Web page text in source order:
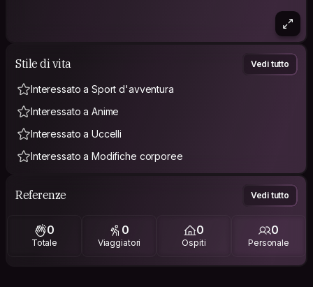
Stile di vita Vedi tutto
Interessato a Sport d'avventura
Interessato a Anime
Interessato a Uccelli
Interessato a Modifiche corporee
Referenze Vedi tutto
0
Totale
0
Viaggiatori
0
Ospiti
0
Personale